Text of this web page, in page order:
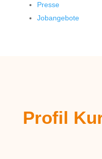
Presse
Jobangebote
Profil